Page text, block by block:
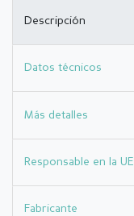
Descripción
Datos técnicos
Más detalles
Responsable en la UE
Fabricante